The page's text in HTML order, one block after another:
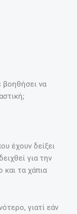
βοηθήσει να
έχουν δείξει
για την
τα χάπια
γιατί εάν